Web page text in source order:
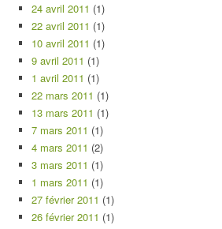
24 avril 2011 (1)
22 avril 2011 (1)
10 avril 2011 (1)
9 avril 2011 (1)
1 avril 2011 (1)
22 mars 2011 (1)
13 mars 2011 (1)
7 mars 2011 (1)
4 mars 2011 (2)
3 mars 2011 (1)
1 mars 2011 (1)
27 février 2011 (1)
26 février 2011 (1)